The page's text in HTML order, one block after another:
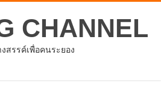
CHANNEL
สรรค์เพื่อคนระยอง